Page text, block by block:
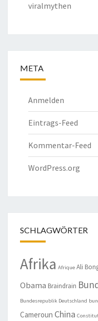
viralmythen
META
Anmelden
Eintrags-Feed
Kommentar-Feed
WordPress.org
SCHLAGWÖRTER
Afrika Afrique Ali
Obama Braindrain
Bundesrepublik Deutschland
Cameroun China